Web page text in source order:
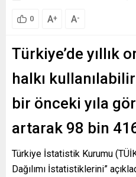
0 A+ A-
Türkiye’de yıllık
halkı
bir önceki yıla
artarak 98 bin
Türkiye İstatistik Kurumu
Dağılımı İstatistiklerini”